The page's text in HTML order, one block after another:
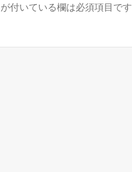
が付いている欄は必須項目です